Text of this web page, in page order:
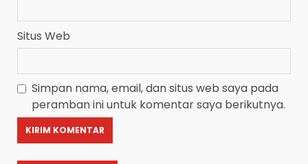
Situs Web
Simpan nama, email, dan situs web saya pada
peramban ini untuk komentar saya berikutnya.